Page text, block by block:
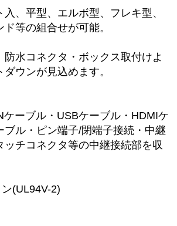
、平型、エルボ型、フレキ型、
等の組合せが可能。
防水コネクタ・ボックス取付けよ
ウンが見込めます。
ケーブル・USBケーブル・HDMIケ
ブル・ピン端子/閉端子接続・中継
ッチコネクタ等の中継接続部を収
(UL94V-2)